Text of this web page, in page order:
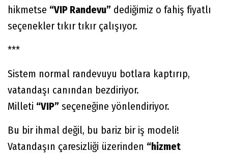
hikmetse “VIP Randevu” dediğimiz o fahiş fiyatlı
seçenekler tıkır tıkır çalışıyor.
***
Sistem normal randevuyu botlara kaptırıp,
vatandaşı canından bezdiriyor.
Milleti “VIP” seçeneğine yönlendiriyor.
Bu bir ihmal değil, bu bariz bir iş modeli!
Vatandaşın çaresizliği üzerinden “hizmet